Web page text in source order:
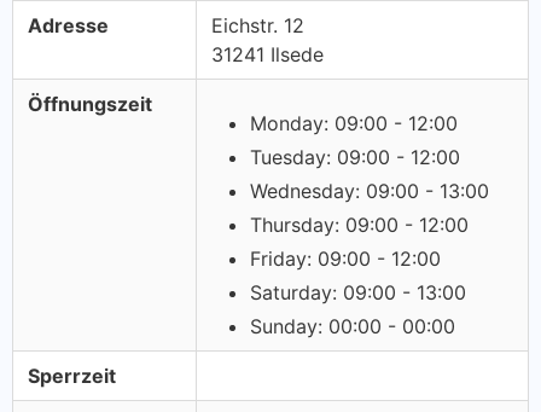
Adresse
Eichstr. 12
31241 Ilsede
Öffnungszeit
Monday: 09:00 - 12:00
Tuesday: 09:00 - 12:00
Wednesday: 09:00 - 13:00
Thursday: 09:00 - 12:00
Friday: 09:00 - 12:00
Saturday: 09:00 - 13:00
Sunday: 00:00 - 00:00
Sperrzeit